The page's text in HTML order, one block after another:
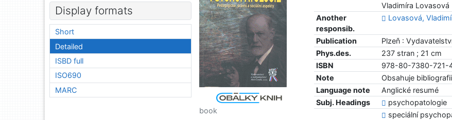
Vladimíra Lovasová
Another
responsib.
Lovasová,
Publication
Plzeň :
Phys.des.
237 stran ; 21 cm
ISBN
978-80-7380-721-
Note
Obsahuje
Language note
Anglické resumé
Subj. Headings
psychopatologie
speciální
book
Display formats
Short
Detailed
ISBD full
ISO690
MARC